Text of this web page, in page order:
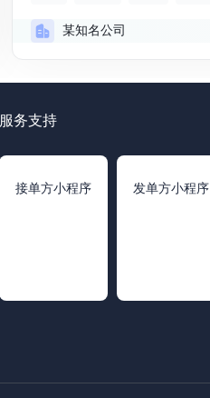
某知名公司
服务支持
接单方小程序 发单方小程序